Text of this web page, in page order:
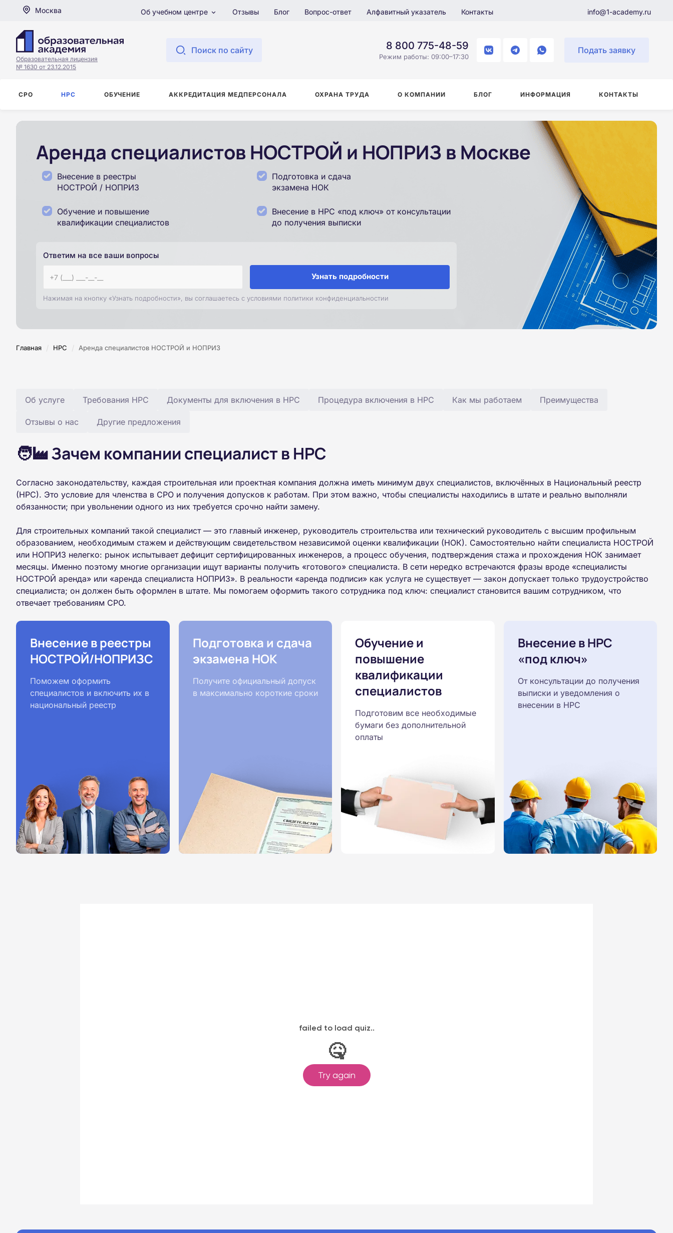
Москва Об учебном центре Отзывы Блог Вопрос-ответ Алфавитный указатель Контакты info@1-academy.ru
Образовательная лицензия
№ 1630 от 23.12.2015
Поиск по сайту 8 800 775-48-59
Режим работы: 09:00–17:30
Подать заявку
СРО НРС ОБУЧЕНИЕ АККРЕДИТАЦИЯ МЕДПЕРСОНАЛА ОХРАНА ТРУДА О КОМПАНИИ БЛОГ ИНФОРМАЦИЯ КОНТАКТЫ
Аренда специалистов НОСТРОЙ и НОПРИЗ в Москве
Внесение в реестры
НОСТРОЙ / НОПРИЗ
Подготовка и сдача
экзамена НОК
Обучение и повышение
квалификации специалистов
Внесение в НРС «под ключ» от консультации
до получения выписки
Ответим на все ваши вопросы
Узнать подробности
Нажимая на кнопку «Узнать подробности», вы соглашаетесь с условиями политики конфиденциальностии
Главная / НРС / Аренда специалистов НОСТРОЙ и НОПРИЗ
Об услуге Требования НРС Документы для включения в НРС Процедура включения в НРС Как мы работаем Преимущества
Отзывы о нас Другие предложения
🧑‍🏭 Зачем компании специалист в НРС
Согласно законодательству, каждая строительная или проектная компания должна иметь минимум двух специалистов, включённых в Национальный реестр
(НРС). Это условие для членства в СРО и получения допусков к работам. При этом важно, чтобы специалисты находились в штате и реально выполняли
обязанности; при увольнении одного из них требуется срочно найти замену.
Для строительных компаний такой специалист — это главный инженер, руководитель строительства или технический руководитель с высшим профильным
образованием, необходимым стажем и действующим свидетельством независимой оценки квалификации (НОК). Самостоятельно найти специалиста НОСТРОЙ
или НОПРИЗ нелегко: рынок испытывает дефицит сертифицированных инженеров, а процесс обучения, подтверждения стажа и прохождения НОК занимает
месяцы. Именно поэтому многие организации ищут варианты получить «готового» специалиста. В сети нередко встречаются фразы вроде «специалисты
НОСТРОЙ аренда» или «аренда специалиста НОПРИЗ». В реальности «аренда подписи» как услуга не существует — закон допускает только трудоустройство
специалиста; он должен быть оформлен в штате. Мы помогаем оформить такого сотрудника под ключ: специалист становится вашим сотрудником, что
отвечает требованиям СРО.
Внесение в реестры
НОСТРОЙ/НОПРИЗС
Поможем оформить
специалистов и включить их в
национальный реестр
Подготовка и сдача
экзамена НОК
Получите официальный допуск
в максимально короткие сроки
Обучение и
повышение
квалификации
специалистов
Подготовим все необходимые
бумаги без дополнительной
оплаты
Внесение в НРС
«под ключ»
От консультации до получения
выписки и уведомления о
внесении в НРС